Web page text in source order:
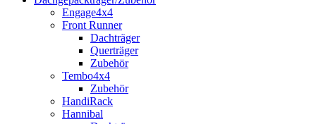
Engage4x4
Front Runner
Dachträger
Querträger
Zubehör
Tembo4x4
Zubehör
HandiRack
Hannibal